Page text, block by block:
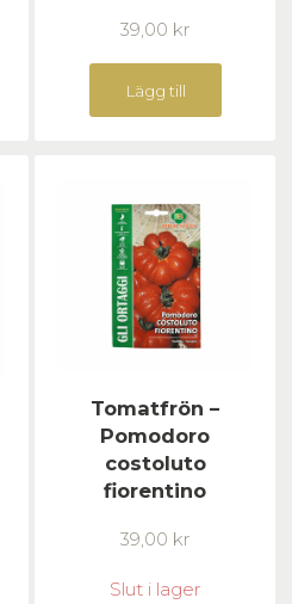
39,00 kr
Lägg till
Tomatfrön –
Pomodoro
costoluto
fiorentino
39,00 kr
Slut i lager